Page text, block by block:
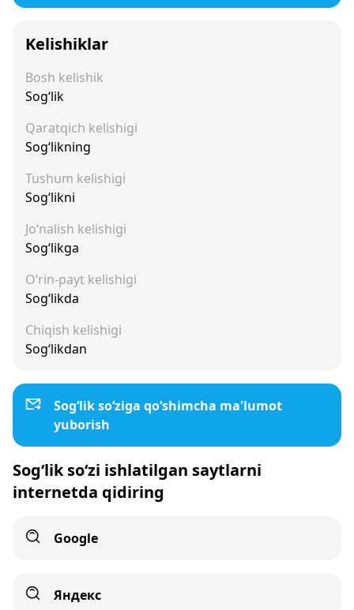
Kelishiklar
Bosh kelishik
Sog‘lik
Qaratqich kelishigi
Sog‘likning
Tushum kelishigi
Sog‘likni
Jo‘nalish kelishigi
Sog‘likga
O‘rin-payt kelishigi
Sog‘likda
Chiqish kelishigi
Sog‘likdan
Sog‘lik so‘ziga qo‘shimcha ma'lumot
yuborish
Sog‘lik so‘zi ishlatilgan saytlarni
internetda qidiring
Google
Яндекс